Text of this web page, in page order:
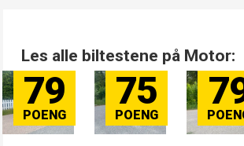
Les alle biltestene på Motor:
79 75 79